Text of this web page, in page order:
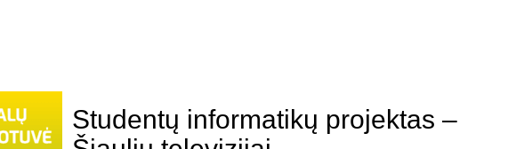
Studentų informatikų projektas –